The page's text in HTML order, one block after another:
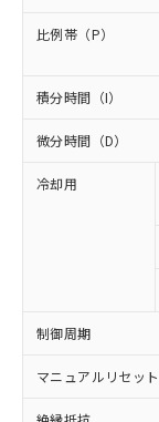
比例帯（P）
積分時間（I）
微分時間（D）
冷却用
制御周期
マニュアルリセッ
ご利
以下の
対応
非含有
対応予
有に対応
商品です
対応予
非含有に